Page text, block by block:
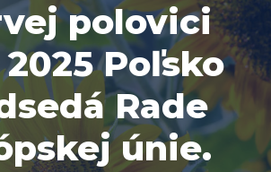
polovici
Poľsko
Rade
únie.